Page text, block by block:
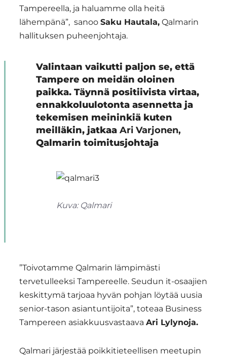
Tampereella, ja haluamme olla heitä
lähempänä”, sanoo Saku Hautala, Qalmarin
hallituksen puheenjohtaja.
Valintaan vaikutti paljon se, että
Tampere on meidän oloinen
paikka. Täynnä positiivista virtaa,
ennakkoluulotonta asennetta ja
tekemisen meininkiä kuten
meilläkin, jatkaa Ari Varjonen,
Qalmarin toimitusjohtaja
Kuva: Qalmari
”Toivotamme Qalmarin lämpimästi
tervetulleeksi Tampereelle. Seudun it-osaajien
keskittymä tarjoaa hyvän pohjan löytää uusia
senior-tason asiantuntijoita”, toteaa Business
Tampereen asiakkuusvastaava Ari Lylynoja.
Qalmari järjestää poikkitieteellisen meetupin